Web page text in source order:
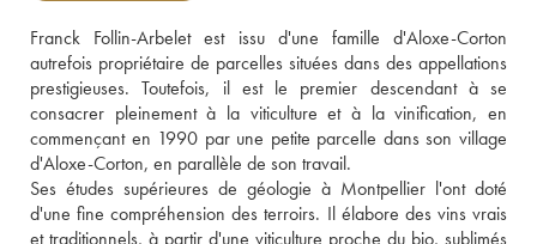
Franck Follin-Arbelet est issu d'une famille d'Aloxe-Corton
autrefois propriétaire de parcelles situées dans des appellations
prestigieuses. Toutefois, il est le premier descendant à se
consacrer pleinement à la viticulture et à la vinification, en
commençant en 1990 par une petite parcelle dans son village
d'Aloxe-Corton, en parallèle de son travail.
Ses études supérieures de géologie à Montpellier l'ont doté
d'une fine compréhension des terroirs. Il élabore des vins vrais
et traditionnels, à partir d'une viticulture proche du bio, sublimés